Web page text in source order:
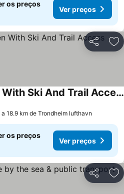
os preços
Ver preços
Partilhar
Cabin By Selbusjoen With Ski And Trail Access
a 18.9 km de Trondheim lufthavn
os preços
Ver preços
Partilhar